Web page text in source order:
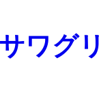
ワグ